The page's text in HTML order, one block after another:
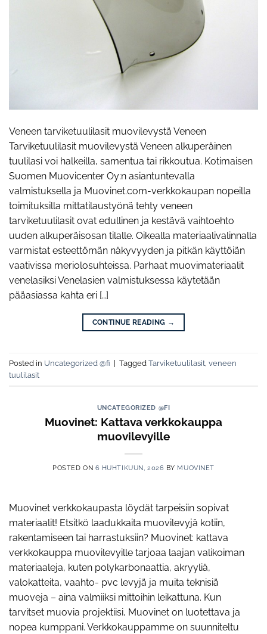
Veneen tarviketuulilasit muovilevystä Veneen
Tarviketuulilasit muovilevystä Veneen alkuperäinen
tuulilasi voi halkeilla, samentua tai rikkoutua. Kotimaisen
Suomen Muovicenter Oy:n asiantuntevalla
valmistuksella ja Muovinet.com-verkkokaupan nopeilla
toimituksilla mittatilaustyönä tehty veneen
tarviketuulilasit ovat edullinen ja kestävä vaihtoehto
uuden alkuperäisosan tilalle. Oikealla materiaalivalinnalla
varmistat esteettömän näkyvyyden ja pitkän käyttöiän
vaativissa meriolosuhteissa. Parhaat muovimateriaalit
venelasiksi Venelasien valmistuksessa käytetään
pääasiassa kahta eri […]
CONTINUE READING →
Posted in Uncategorized @fi | Tagged Tarviketuulilasit veneen
tuulilasit
UNCATEGORIZED @FI
Muovinet: Kattava verkkokauppa
muovilevyille
POSTED ON 6 HUHTIKUUN, 2026 BY MUOVINET
Muovinet verkkokaupasta löydät tarpeisiin sopivat
materiaalit! Etsitkö laadukkaita muovilevyjä kotiin,
rakentamiseen tai harrastuksiin? Muovinet: kattava
verkkokauppa muovilevyille tarjoaa laajan valikoiman
materiaaleja, kuten polykarbonaattia, akryyliä,
valokatteita, vaahto- pvc levyjä ja muita teknisiä
muoveja – aina valmiiksi mittoihin leikattuna. Kun
tarvitset muovia projektiisi, Muovinet on luotettava ja
nopea kumppani. Verkkokauppamme on suunniteltu